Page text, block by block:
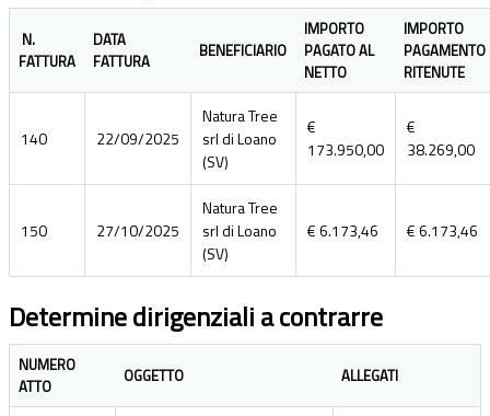
N.
FATTURA
DATA
FATTURA
BENEFICIARIO
IMPORTO
PAGATO AL
NETTO
IMPORTO
PAGAMENTO
RITENUTE
140 22/09/2025
Natura Tree
srl di Loano
(SV)
€
173.950,00
€
38.269,00
150 27/10/2025
Natura Tree
srl di Loano
(SV)
€ 6.173,46 € 6.173,46
Determine dirigenziali a contrarre
NUMERO
ATTO
OGGETTO ALLEGATI